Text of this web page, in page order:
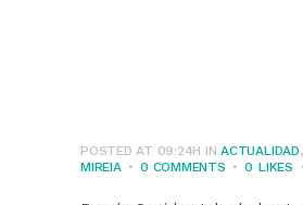
POSTED AT 09:24H INACTUALIDAD
MIREIA
0 COMMENTS 0 LIKES